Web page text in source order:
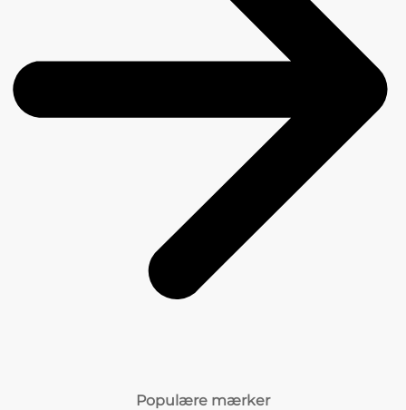
Populære mærker